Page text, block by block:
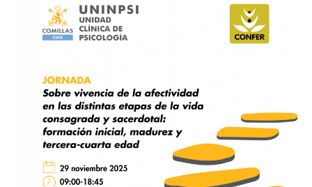
vivencia
afectividad
distintas